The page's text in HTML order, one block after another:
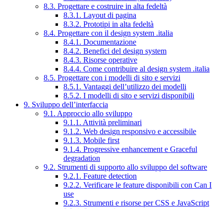
8.3. Progettare e costruire in alta fedeltà
8.3.1. Layout di pagina
8.3.2. Prototipi in alta fedeltà
8.4. Progettare con il design system .italia
8.4.1. Documentazione
8.4.2. Benefici del design system
8.4.3. Risorse operative
8.4.4. Come contribuire al design system .italia
8.5. Progettare con i modelli di sito e servizi
8.5.1. Vantaggi dell’utilizzo dei modelli
8.5.2. I modelli di sito e servizi disponibili
9. Sviluppo dell’interfaccia
9.1. Approccio allo sviluppo
9.1.1. Attività preliminari
9.1.2. Web design responsivo e accessibile
9.1.3. Mobile first
9.1.4. Progressive enhancement e Graceful
degradation
9.2. Strumenti di supporto allo sviluppo del software
9.2.1. Feature detection
9.2.2. Verificare le feature disponibili con Can I
use
9.2.3. Strumenti e risorse per CSS e JavaScript